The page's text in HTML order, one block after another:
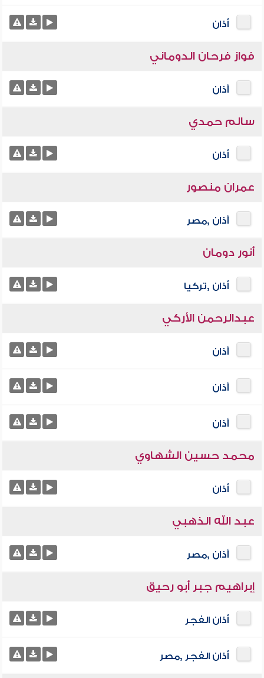
أذان
فواز فرحان الدوماني
أذان
سالم حمدي
أذان
عمران منصور
أذان ,مصر
أنور دومان
أذان ,تركيا
عبدالرحمن الأركي
أذان
أذان
أذان
محمد حسين الشهاوي
أذان
عبد الله الذهبي
أذان ,مصر
إبراهيم جبر أبو رحيق
أذان الفجر
أذان الفجر ,مصر